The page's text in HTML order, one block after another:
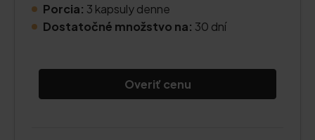
Porcia: 3 kapsuly denne
Dostatočné množstvo na: 30 dní
Overiť cenu